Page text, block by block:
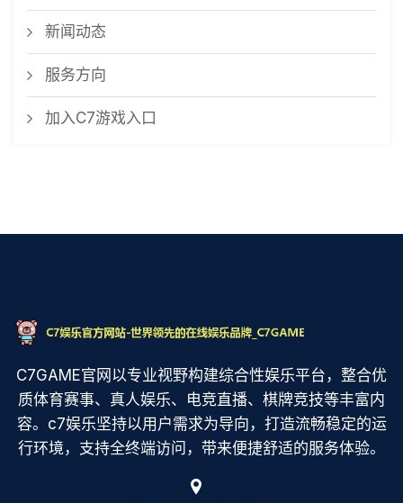
新闻动态
服务方向
加入C7游戏入口
C7GAME官网以专业视野构建综合性娱乐平台，整合优
质体育赛事、真人娱乐、电竞直播、棋牌竞技等丰富内
容。c7娱乐坚持以用户需求为导向，打造流畅稳定的运
行环境，支持全终端访问，带来便捷舒适的服务体验。